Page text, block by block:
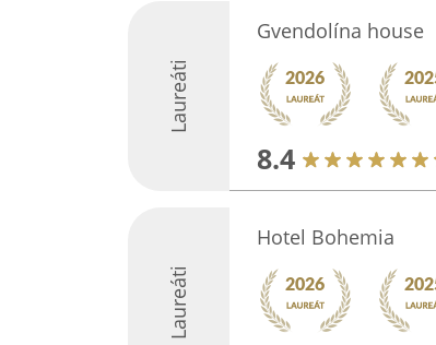
Laureáti
Gvendolína house
8.4
Laureáti
Hotel Bohemia